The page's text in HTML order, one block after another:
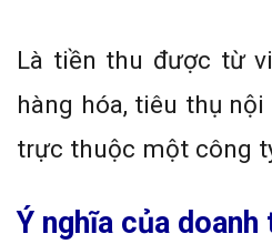
Là tiền thu được từ
hàng hóa, tiêu thụ
trực thuộc một công
Ý nghĩa của doanh